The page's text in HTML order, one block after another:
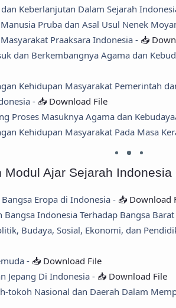
Keberlanjutan Dalam Sejarah
Pruba dan Asal Usul Nenek
Praaksara Indonesia - 📥
dan Berkembangnya Agama dan
Kehidupan Masyarakat Pemerintah
- 📥 Download File
Proses Masuknya Agama dan
Kehidupan Masyarakat Pada Masa
Modul Ajar Sejarah
Eropa di Indonesia - 📥 Download
Bangsa Indonesia Terhadap Bangsa Barat
Budaya, Sosial, Ekonomi, dan
- 📥 Download File
Jepang Di Indonesia - 📥 Download File
tokoh Nasional dan Daerah Dalam